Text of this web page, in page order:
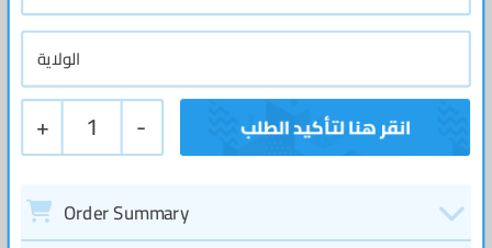
+ 1 -
Order Summary